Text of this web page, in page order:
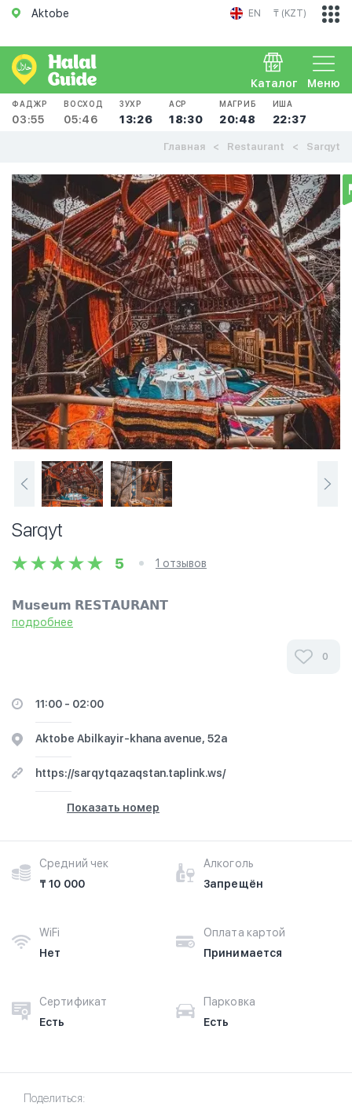
Aktobe EN ₸ (KZT)
Меню
Каталог
ФАДЖР
03:55
ВОСХОД
05:46
ЗУХР
13:26
АСР
18:30
МАГРИБ
20:48
ИША
22:37
Главная Restaurant Sarqyt
Sarqyt
5 1 отзывов
𝗠𝘂𝘀𝗲𝘂𝗺 𝗥𝗘𝗦𝗧𝗔𝗨𝗥𝗔𝗡𝗧
подробнее
0
11:00 - 02:00
Aktobe Abilkayir-khana avenue, 52a
https://sarqytqazaqstan.taplink.ws/
Показать номер
Средний чек
₸ 10 000
Алкоголь
Запрещён
WiFi
Нет
Оплата картой
Принимается
Сертификат
Есть
Парковка
Есть
Поделиться: